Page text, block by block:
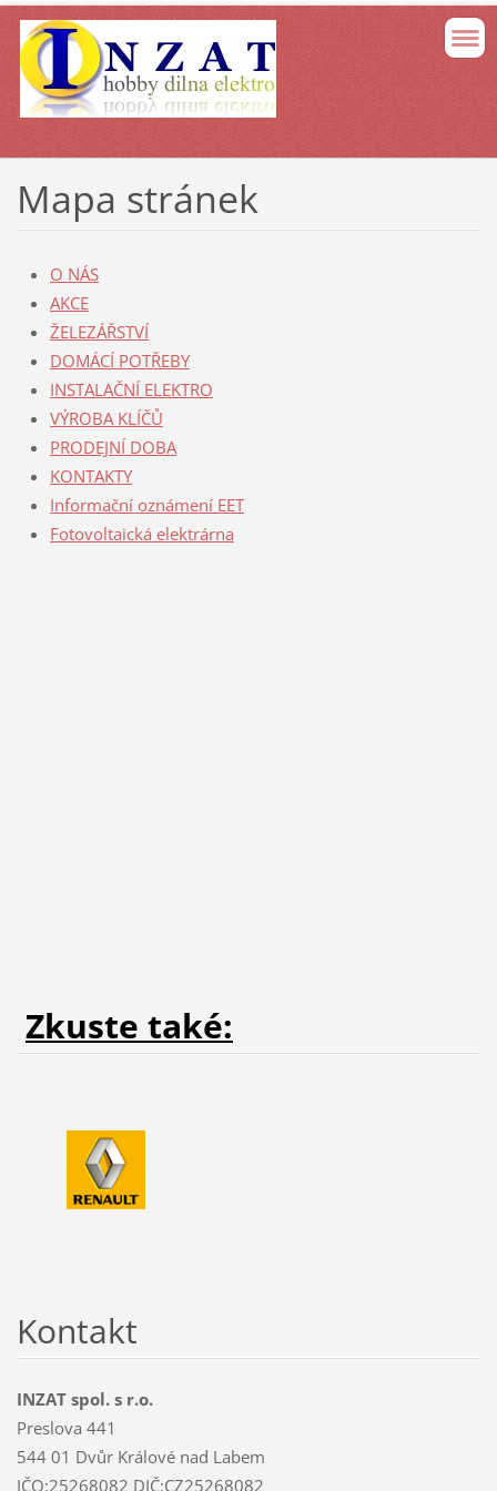
Mapa stránek
O NÁS
AKCE
ŽELEZÁŘSTVÍ
DOMÁCÍ POTŘEBY
INSTALAČNÍ ELEKTRO
VÝROBA KLÍČŮ
PRODEJNÍ DOBA
KONTAKTY
Informační oznámení EET
Fotovoltaická elektrárna
Zkuste také:
Kontakt
INZAT spol. s r.o.
Preslova 441
544 01 Dvůr Králové nad Labem
IČO:25268082 DIČ:CZ25268082